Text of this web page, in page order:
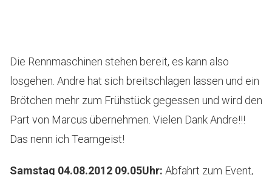
Die Rennmaschinen stehen bereit, es kann also
losgehen. Andre hat sich breitschlagen lassen und ein
Brötchen mehr zum Frühstück gegessen und wird den
Part von Marcus übernehmen. Vielen Dank Andre!!!
Das nenn ich Teamgeist!
Samstag 04.08.2012 09.05Uhr: Abfahrt zum Event,